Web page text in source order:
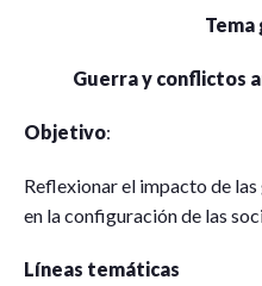
Tema
Guerra y conflictos
Objetivo:
Reflexionar el impacto de
en la configuración de las
Líneas temáticas